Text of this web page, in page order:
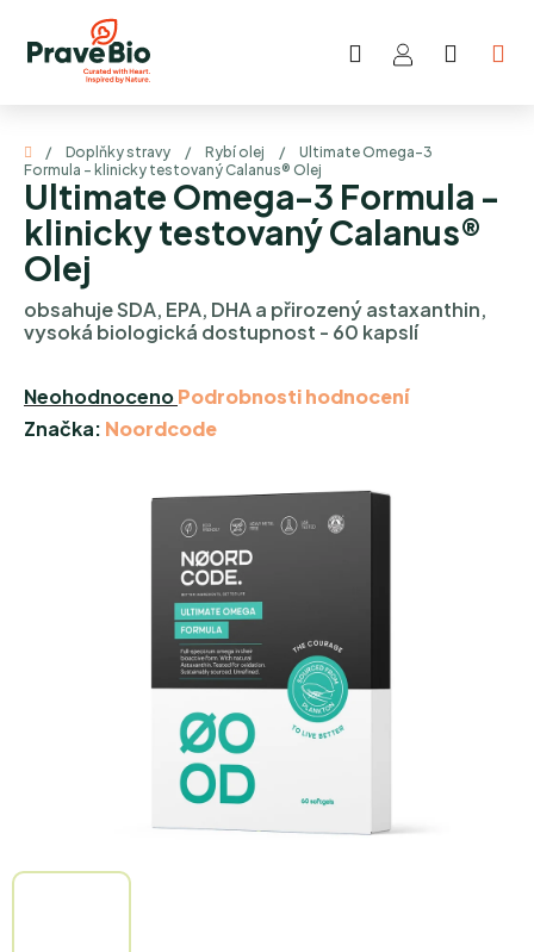
obsah
Hledat
Domů
/ Doplňky stravy / Rybí olej /
Ultimate Omega-3
Formula - klinicky testovaný Calanus® Olej
Ultimate Omega-3 Formula -
klinicky testovaný Calanus®
Olej
obsahuje SDA, EPA, DHA a přirozený astaxanthin,
vysoká biologická dostupnost - 60 kapslí
Průměrné
hodnocení
NeohodnocenoPodrobnosti hodnocení
Značka: Noordcode